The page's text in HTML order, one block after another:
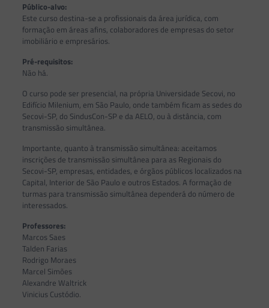
Público-alvo:
Este curso destina-se a profissionais da área jurídica, com
formação em áreas afins, colaboradores de empresas do setor
imobiliário e empresários.
Pré-requisitos:
Não há.
O curso pode ser presencial, na própria Universidade Secovi, no
Edifício Milenium, em São Paulo, onde também ficam as sedes do
Secovi-SP, do SindusCon-SP e da AELO, ou à distância, com
transmissão simultânea.
Importante, quanto à transmissão simultânea: aceitamos
inscrições de transmissão simultânea para as Regionais do
Secovi-SP, empresas, entidades, e órgãos públicos localizados na
Capital, Interior de São Paulo e outros Estados. A formação de
turmas para transmissão simultânea dependerá do número de
interessados.
Professores:
Marcos Saes
Talden Farias
Rodrigo Moraes
Marcel Simões
Alexandre Waltrick
Vinicius Custódio.